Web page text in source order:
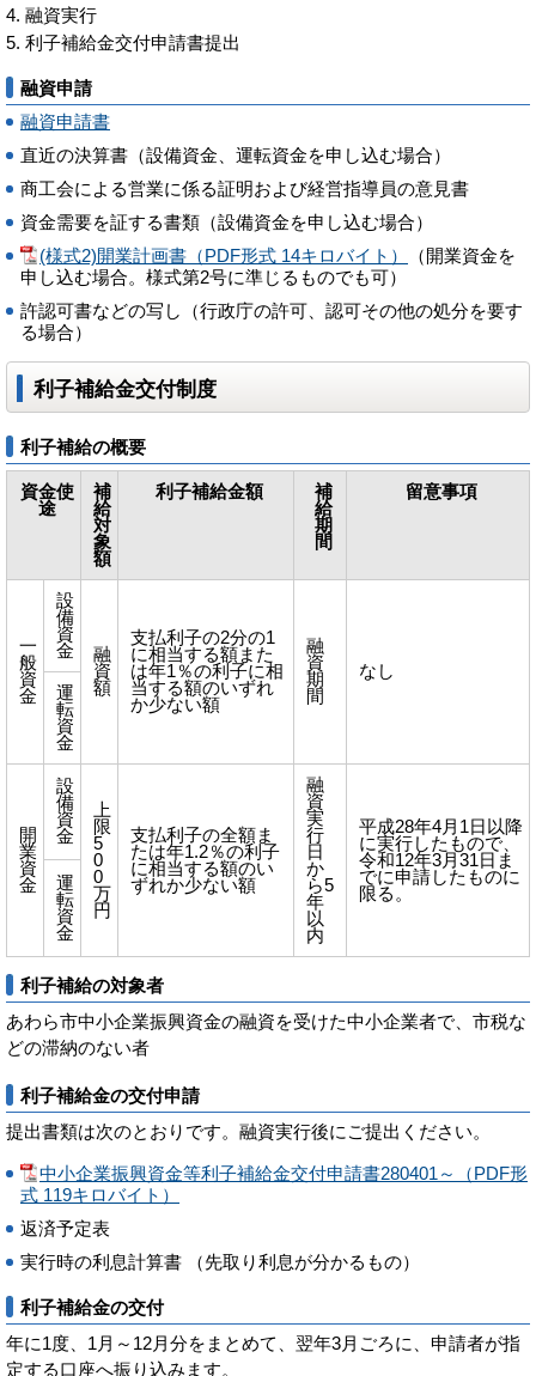
融資実行
利子補給金交付申請書提出
融資申請
融資申請書
直近の決算書（設備資金、運転資金を申し込む場合）
商工会による営業に係る証明および経営指導員の意見書
資金需要を証する書類（設備資金を申し込む場合）
(様式2)開業計画書（PDF形式 14キロバイト）
（開業資金を
申し込む場合。様式第2号に準じるものでも可）
許認可書などの写し（行政庁の許可、認可その他の処分を要す
る場合）
利子補給金交付制度
利子補給の概要
資金使
途
補
給
対
象
額
利子補給金額
補
給
期
間
留意事項
一
般
資
金
設
備
資
金
融
資
額
支払利子の2分の1
に相当する額また
は年1％の利子に相
当する額のいずれ
か少ない額
融
資
期
間
なし
運
転
資
金
開
業
資
金
設
備
資
金
上
限
5
0
0
万
円
支払利子の全額ま
たは年1.2％の利子
に相当する額のい
ずれか少ない額
融
資
実
行
日
か
ら5
年
以
内
平成28年4月1日以降
に実行したもので、
令和12年3月31日ま
でに申請したものに
限る。
運
転
資
金
利子補給の対象者
あわら市中小企業振興資金の融資を受けた中小企業者で、市税な
どの滞納のない者
利子補給金の交付申請
提出書類は次のとおりです。融資実行後にご提出ください。
中小企業振興資金等利子補給金交付申請書280401～（PDF形
式 119キロバイト）
返済予定表
実行時の利息計算書 （先取り利息が分かるもの）
利子補給金の交付
年に1度、1月～12月分をまとめて、翌年3月ごろに、申請者が指
定する口座へ振り込みます。